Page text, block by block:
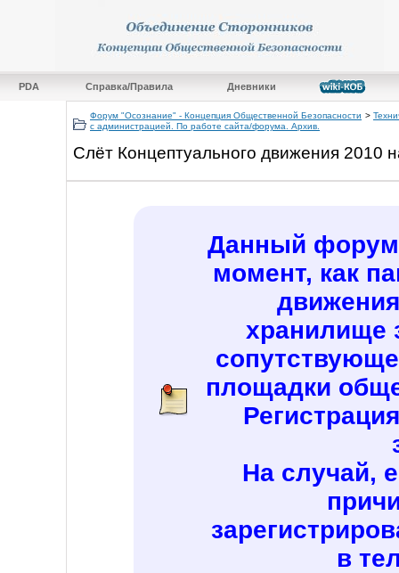
PDA Справка/Правила Дневники
Форум "Осознание" - Концепция Общественной Безопасности >
с администрацией. По работе сайта/форума. Архив.
Слёт Концептуального движения 2010
Данный форум
момент, как
хранилище
площадки
На случай,
в